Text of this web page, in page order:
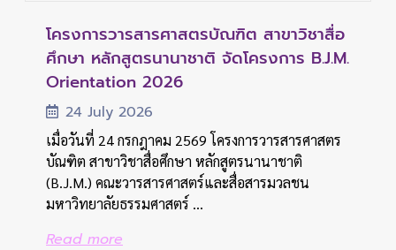
คณะวารสารศาสตร์ฯ มธ. จัดประชุมวิชาการ
ด้านสื่อและการสื่อสาร ประจำปี 2569 เปิด
เวทีแลกเปลี่ยนองค์ความรู้และนำเสนอผล
งานนักศึ...
19 July 2026
เมื่อวันอาทิตย์ที่ 19 กรกฎาคม 2569 คณะ
วารสารศาสตร์และสื่อสารมวลชน มหาวิทยาลัย
ธรรมศาสตร์ จัดงานประชุมวิชาการด้านสื่อและการ
คณะวารสารศาสตร์ฯ มธ. จัดปฐมนิเทศ
นักศึกษาใหม่ หลักสูตรวารสารศาสตรบัณฑิต
ประจำปีการศึกษา 2569 ต้อนรับสู่บ้าน JC
31 July 2026
เมื่อวันที่ 31 กรกฎาคม 2569 คณะวารสารศาสตร์และ
สื่อสารมวลชน มหาวิทยาลัยธรรมศาสตร์ จัดกิจกรรม
ปฐมนิเทศนักศึกษาใหม่ หลักสูตรวารสารศาสตร
บัณฑิต ประจำปีการศึ...
Read more
โครงการวารสารศาสตรบัณฑิต สาขาวิชาสื่อ
ศึกษา หลักสูตรนานาชาติ จัดโครงการ B.J.M.
Orientation 2026
24 July 2026
เมื่อวันที่ 24 กรกฎาคม 2569 โครงการวารสารศาสตร
บัณฑิต สาขาวิชาสื่อศึกษา หลักสูตรนานาชาติ
(B.J.M.) คณะวารสารศาสตร์และสื่อสารมวลชน
มหาวิทยาลัยธรรมศาสตร์ ...
Read more
คณะวารสารศาสตร์ฯ มธ. จัดประชุมวิชาการ
ด้านสื่อและการสื่อสาร ประจำปี 2569 เปิด
เวทีแลกเปลี่ยนองค์ความรู้และนำเสนอผล
งานนักศึ...
19 July 2026
เมื่อวันอาทิตย์ที่ 19 กรกฎาคม 2569 คณะ
วารสารศาสตร์และสื่อสารมวลชน มหาวิทยาลัย
ธรรมศาสตร์ จัดงานประชุมวิชาการด้านสื่อและการ
คณะวารสารศาสตร์ฯ มธ. จัดปฐมนิเทศ
นักศึกษาใหม่ หลักสูตรวารสารศาสตรบัณฑิต
ประจำปีการศึกษา 2569 ต้อนรับสู่บ้าน JC
31 July 2026
เมื่อวันที่ 31 กรกฎาคม 2569 คณะวารสารศาสตร์และ
สื่อสารมวลชน มหาวิทยาลัยธรรมศาสตร์ จัดกิจกรรม
ปฐมนิเทศนักศึกษาใหม่ หลักสูตรวารสารศาสตร
บัณฑิต ประจำปีการศึ...
Read more